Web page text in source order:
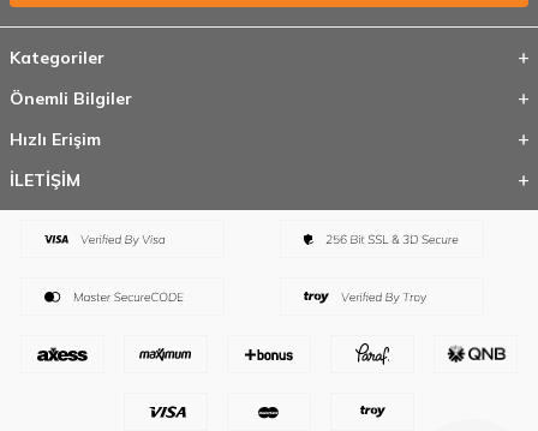
Kategoriler
Önemli Bilgiler
Hızlı Erişim
İLETİŞİM